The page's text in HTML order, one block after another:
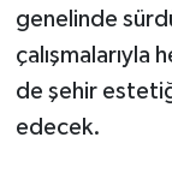
genelinde
çalışmalarıyla
de şehir
edecek.